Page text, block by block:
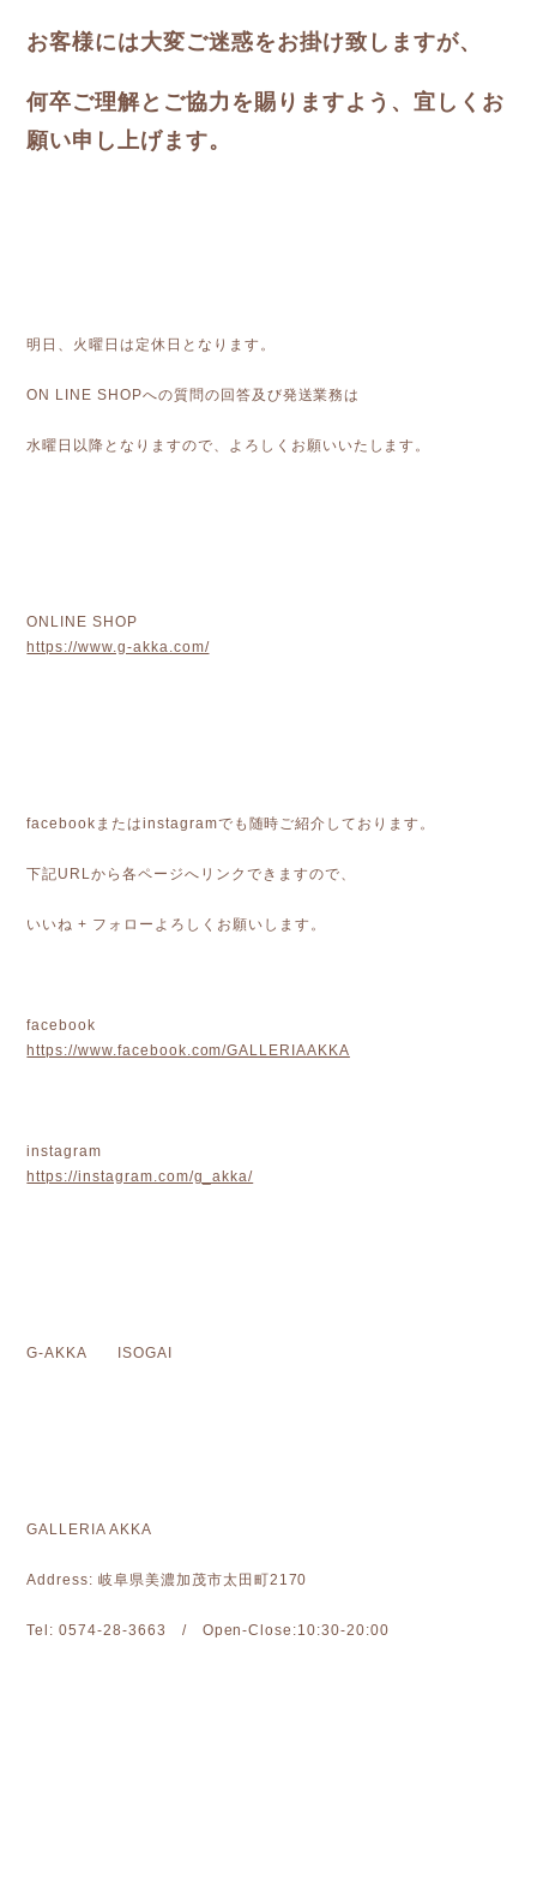
お客様には大変ご迷惑をお掛け致しますが、
何卒ご理解とご協力を賜りますよう、宜しくお
願い申し上げます。
明日、火曜日は定休日となります。
ON LINE SHOPへの質問の回答及び発送業務は
水曜日以降となりますので、よろしくお願いいたします。
ONLINE SHOP
https://www.g-akka.com/
facebookまたはinstagramでも随時ご紹介しております。
下記URLから各ページへリンクできますので、
いいね + フォローよろしくお願いします。
facebook
https://www.facebook.com/GALLERIAAKKA
instagram
https://instagram.com/g_akka/
G-AKKA ISOGAI
GALLERIA AKKA
Address: 岐阜県美濃加茂市太田町2170
Tel: 0574-28-3663 / Open-Close:10:30-20:00